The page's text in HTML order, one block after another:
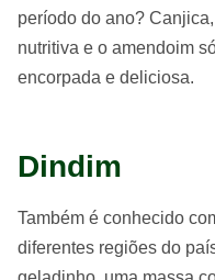
período do ano?
nutritiva e o amendoim
encorpada e deliciosa.
Dindim
Também é conhecido
diferentes regiões do